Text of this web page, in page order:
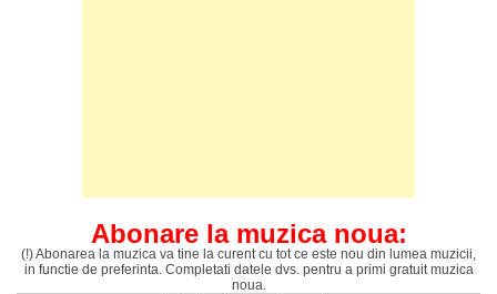
Abonare la muzica noua:
(!) Abonarea la muzica va tine la curent cu tot ce este nou din lumea muzicii,
in functie de preferinta. Completati datele dvs. pentru a primi gratuit muzica
noua.